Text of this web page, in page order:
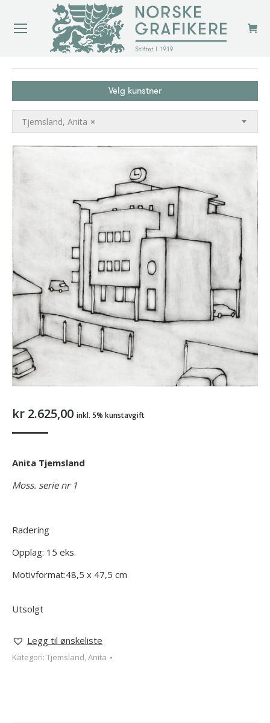
Velg kunstner
×
Tjemsland, Anita
kr 2.625,00 inkl. 5% kunstavgift
Anita Tjemsland
Moss. serie nr 1
Radering
Opplag: 15 eks.
Motivformat:48,5 x 47,5 cm
Utsolgt
Legg til ønskeliste
Kategori: Tjemsland, Anita